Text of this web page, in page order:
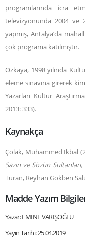
programlarında icra
televizyonunda 2004 ve
yapmış, Antalya’da
çok programa katılmıştır.
Özkaya, 1998 yılında
eleme sınavına girerek
Yazarları Kültür
2013: 333).
Kaynakça
Çolak, Muhammed İkbal
Sazın ve Sözün
Turan, Reyhan Gökben
Madde Yazım
Yazar: EMİNE VARIŞOĞLU
Yayın Tarihi: 25.04.2019